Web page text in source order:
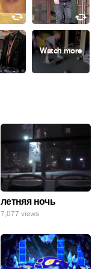
летняя ночь
7,077 views